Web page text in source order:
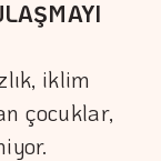
iklim
çocuklar,